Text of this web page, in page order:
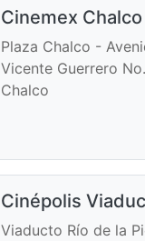
Cinemex Chalco
Plaza Chalco -
Vicente Guerrero
Chalco
Cinépolis
Viaducto Río de la